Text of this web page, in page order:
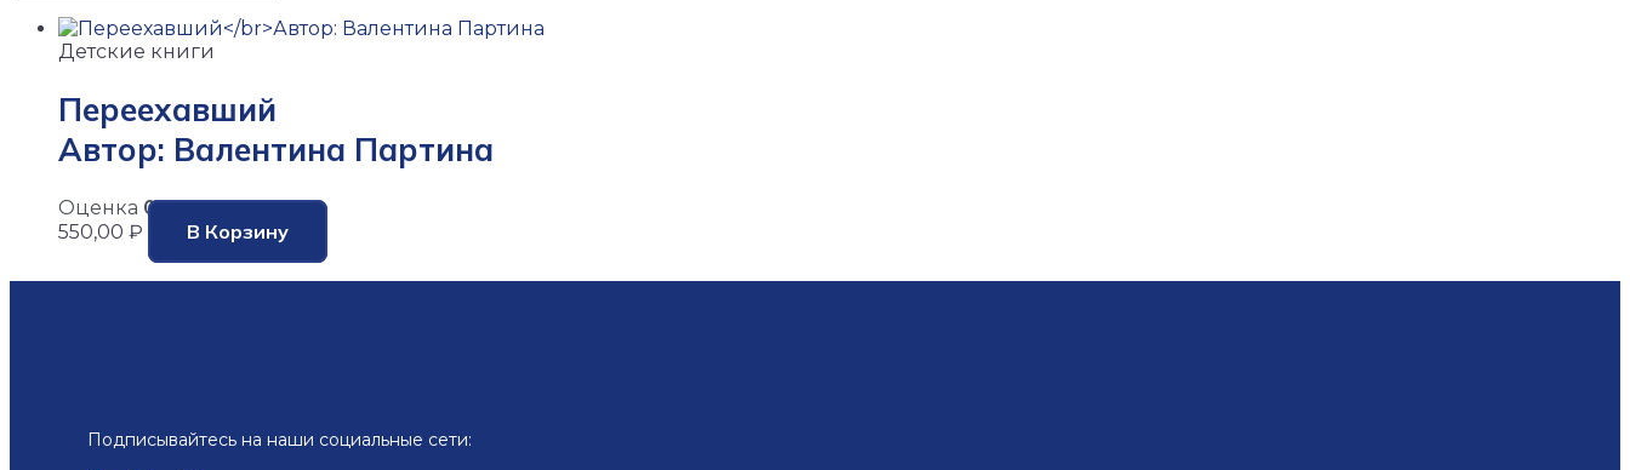
Детские книги
Переехавший
Автор: Валентина Партина
Оценка 0из 5
550,00 ₽ В Корзину
Подписывайтесь на наши социальные сети: